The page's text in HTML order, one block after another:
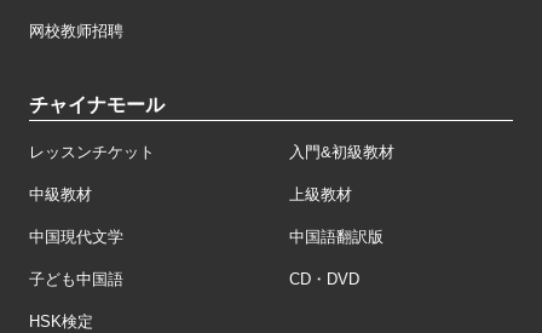
网校教师招聘
チャイナモール
レッスンチケット 入門&初級教材
中級教材 上級教材
中国現代文学 中国語翻訳版
子ども中国語 CD・DVD
HSK検定